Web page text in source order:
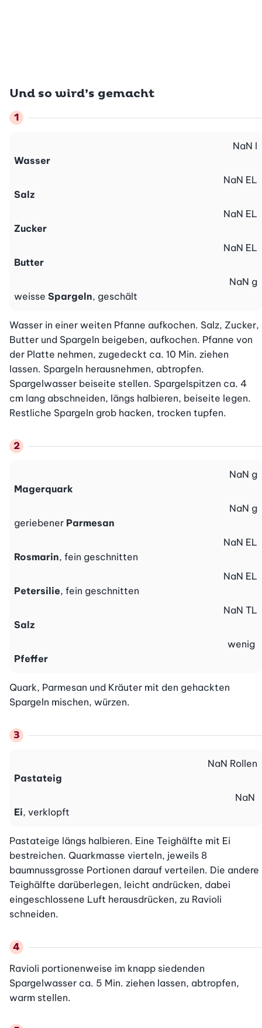
Und so wird’s gemacht
Wasser
NaN l
Salz
NaN EL
Zucker
NaN EL
Butter
NaN EL
weisse Spargeln, geschält
NaN g
Wasser in einer weiten Pfanne aufkochen. Salz, Zucker,
Butter und Spargeln beigeben, aufkochen. Pfanne von
der Platte nehmen, zugedeckt ca. 10 Min. ziehen
lassen. Spargeln herausnehmen, abtropfen.
Spargelwasser beiseite stellen. Spargelspitzen ca. 4
cm lang abschneiden, längs halbieren, beiseite legen.
Restliche Spargeln grob hacken, trocken tupfen.
Magerquark
NaN g
geriebener Parmesan
NaN g
Rosmarin, fein geschnitten
NaN EL
Petersilie, fein geschnitten
NaN EL
Salz
NaN TL
Pfeffer
wenig
Quark, Parmesan und Kräuter mit den gehackten
Spargeln mischen, würzen.
Pastateig
NaN Rollen
Ei, verklopft
NaN
Pastateige längs halbieren. Eine Teighälfte mit Ei
bestreichen. Quarkmasse vierteln, jeweils 8
baumnussgrosse Portionen darauf verteilen. Die andere
Teighälfte darüberlegen, leicht andrücken, dabei
eingeschlossene Luft herausdrücken, zu Ravioli
schneiden.
Ravioli portionenweise im knapp siedenden
Spargelwasser ca. 5 Min. ziehen lassen, abtropfen,
warm stellen.